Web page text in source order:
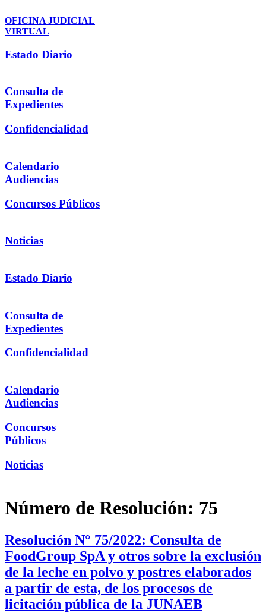
OFICINA JUDICIAL
VIRTUAL
Estado Diario
Consulta de
Expedientes
Confidencialidad
Calendario
Audiencias
Concursos Públicos
Noticias
Estado Diario
Consulta de
Expedientes
Confidencialidad
Calendario
Audiencias
Concursos
Públicos
Noticias
Número de Resolución: 75
Resolución N° 75/2022: Consulta de
FoodGroup SpA y otros sobre la exclusión
de la leche en polvo y postres elaborados
a partir de esta, de los procesos de
licitación pública de la JUNAEB